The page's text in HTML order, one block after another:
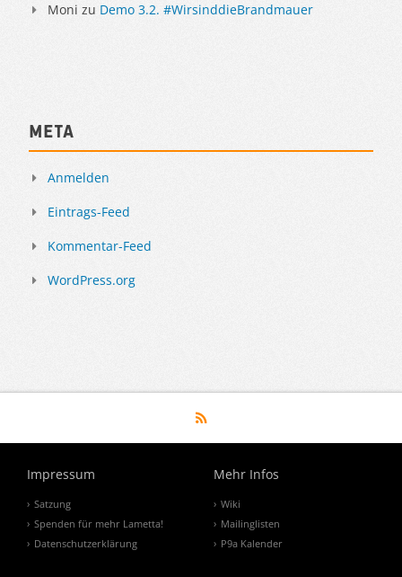
Moni zu Demo 3.2. #WirsinddieBrandmauer
Meta
Anmelden
Eintrags-Feed
Kommentar-Feed
WordPress.org
Impressum
Satzung
Spenden für mehr Lametta!
Datenschutzerklärung
Mehr Infos
Wiki
Mailinglisten
P9a Kalender